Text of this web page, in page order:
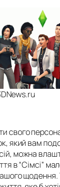
свого
який вам
можна
в “Сімсі”
щодення.